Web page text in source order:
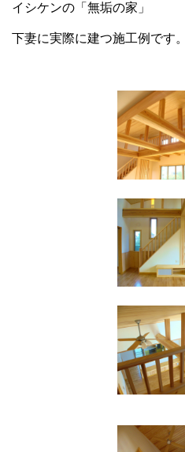
イシケンの「無垢の家」
下妻に実際に建つ施工例です。